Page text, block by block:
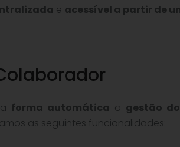
e acessível a partir de
forma automática a gestão
as seguintes funcionalidades: